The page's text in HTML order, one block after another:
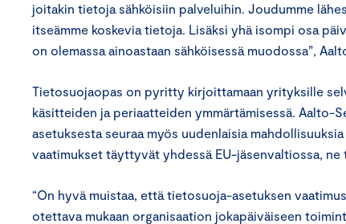
joitakin tietoja sähköisiin palveluihin. Joudumme
itseämme koskevia tietoja. Lisäksi yhä isompi osa
on olemassa ainoastaan sähköisessä muodossa”,
Tietosuojaopas on pyritty kirjoittamaan yrityksille
käsitteiden ja periaatteiden ymmärtämisessä. Aalto-
asetuksesta seuraa myös uudenlaisia
vaatimukset täyttyvät yhdessä EU-jäsenvaltiossa, ne
“On hyvä muistaa, että tietosuoja-asetuksen
otettava mukaan organisaation jokapäiväiseen